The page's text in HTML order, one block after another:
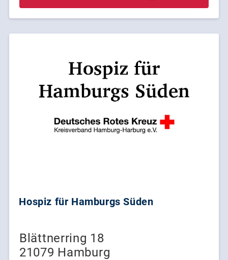
Hospiz für Hamburgs Süden
Blättnerring 18
21079 Hamburg